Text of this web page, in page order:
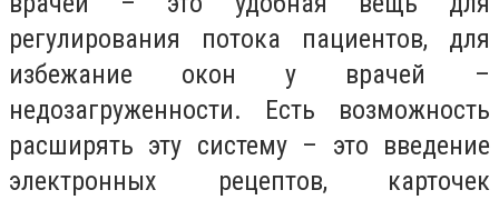
регулирования потока пациентов, для
избежание окон у врачей –
недозагруженности. Есть возможность
расширять эту систему – это введение
электронных рецептов, карточек